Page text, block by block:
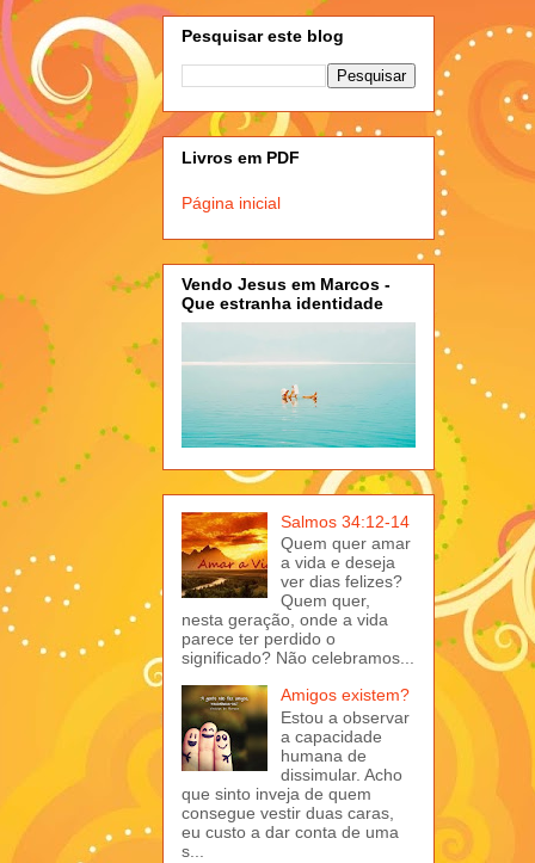
Pesquisar este blog
Livros em PDF
Página inicial
Vendo Jesus em Marcos -
Que estranha identidade
Salmos 34:12-14
Quem quer amar
a vida e deseja
ver dias felizes?
Quem quer,
nesta geração, onde a vida
parece ter perdido o
significado? Não celebramos...
Amigos existem?
Estou a observar
a capacidade
humana de
dissimular. Acho
que sinto inveja de quem
consegue vestir duas caras,
eu custo a dar conta de uma
s...